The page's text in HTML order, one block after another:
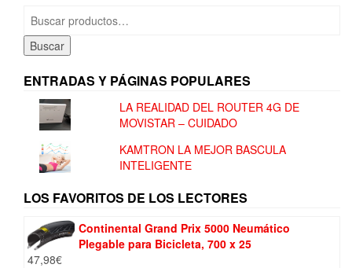
por:
Buscar
ENTRADAS Y PÁGINAS POPULARES
LA REALIDAD DEL ROUTER 4G DE
MOVISTAR – CUIDADO
KAMTRON LA MEJOR BASCULA
INTELIGENTE
LOS FAVORITOS DE LOS LECTORES
Continental Grand Prix 5000 Neumático
Plegable para Bicicleta, 700 x 25
47,98€